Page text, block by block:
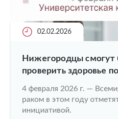
02.02.2026
Нижегородцы смогут
проверить здоровье
4 февраля 2026 г. —
раком в этом году
инициативой.